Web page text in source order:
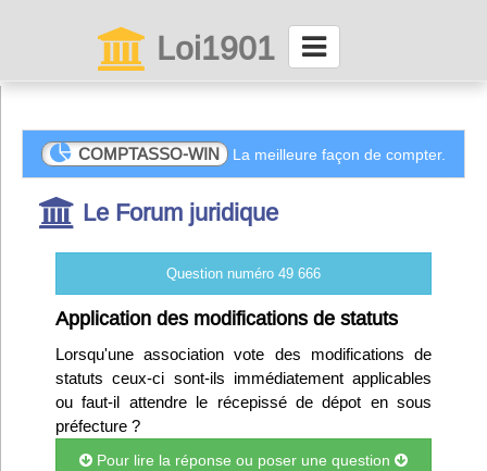
Loi1901
Connexion
Abonnez-vous à LettrAsso
Menu général
ServiceAsso
Partager
VieAsso
COMPTASSO-WIN La meilleure façon de compter.
Le Forum juridique
Question numéro 49 666
Application des modifications de statuts
Lorsqu'une association vote des modifications de
statuts ceux-ci sont-ils immédiatement applicables
ou faut-il attendre le récepissé de dépot en sous
préfecture ?
Pour lire la réponse ou poser une question